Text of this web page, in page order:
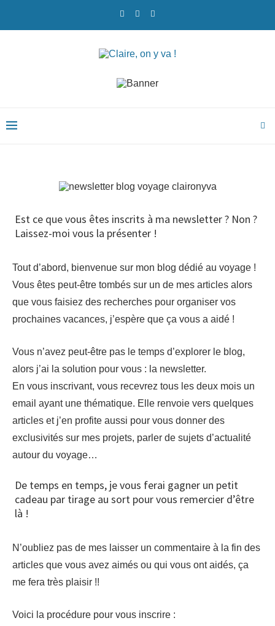
Est ce que vous êtes inscrits à ma newsletter ? Non ?
Laissez-moi vous la présenter !
Tout d’abord, bienvenue sur mon blog dédié au voyage !
Vous êtes peut-être tombés sur un de mes articles alors
que vous faisiez des recherches pour organiser vos
prochaines vacances, j’espère que ça vous a aidé !
Vous n’avez peut-être pas le temps d’explorer le blog,
alors j’ai la solution pour vous : la newsletter.
En vous inscrivant, vous recevrez tous les deux mois un
email ayant une thématique. Elle renvoie vers quelques
articles et j’en profite aussi pour vous donner des
exclusivités sur mes projets, parler de sujets d’actualité
autour du voyage…
De temps en temps, je vous ferai gagner un petit
cadeau par tirage au sort pour vous remercier d’être
là !
N’oubliez pas de mes laisser un commentaire à la fin des
articles que vous avez aimés ou qui vous ont aidés, ça
me fera très plaisir !!
Voici la procédure pour vous inscrire :